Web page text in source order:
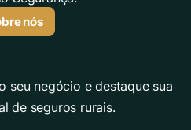
nós
seu negócio e destaque sua
de seguros rurais.